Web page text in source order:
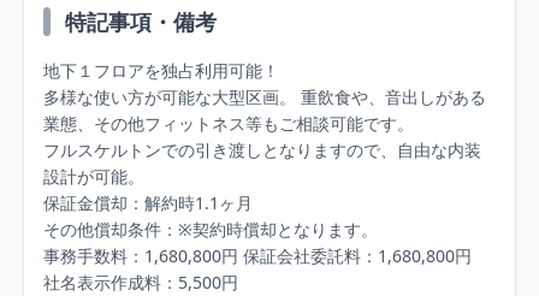
特記事項・備考
地下１フロアを独占利⽤可能！
多様な使い⽅が可能な⼤型区画。 重飲⾷や、⾳出しがある
業態、その他フィットネス等もご相談可能です。
フルスケルトンでの引き渡しとなりますので、⾃由な内装
設計が可能。
保証⾦償却：解約時1.1ヶ⽉
その他償却条件：※契約時償却となります。
事務⼿数料：1,680,800円 保証会社委託料：1,680,800円
社名表⽰作成料：5,500円